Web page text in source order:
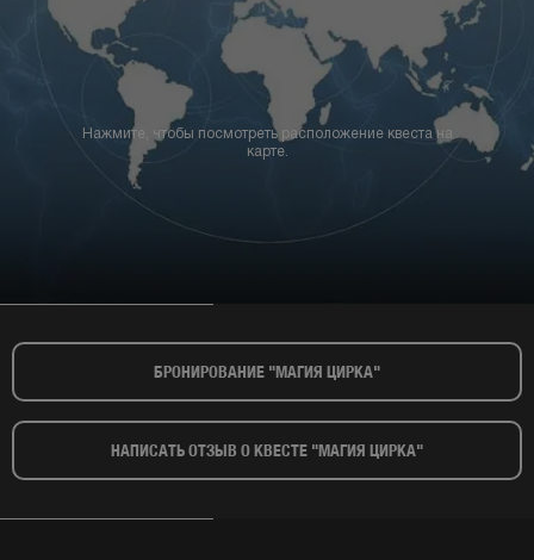
Нажмите, чтобы посмотреть расположение квеста на
карте.
БРОНИРОВАНИЕ "МАГИЯ ЦИРКА"​
НАПИСАТЬ ОТЗЫВ О КВЕСТЕ "МАГИЯ ЦИРКА"​